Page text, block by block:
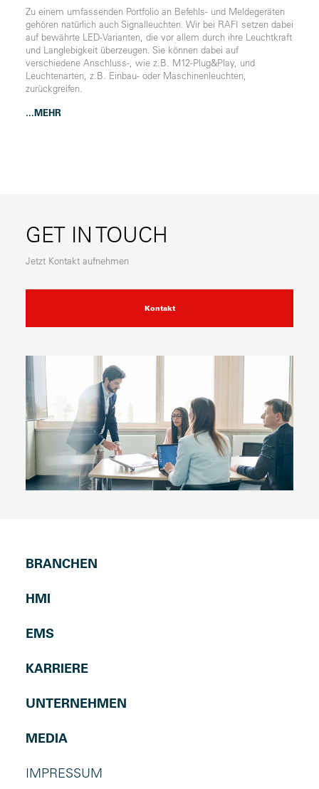
Zu einem umfassenden Portfolio an Befehls- und Meldegeräten
gehören natürlich auch Signalleuchten. Wir bei RAFI setzen dabei
auf bewährte LED-Varianten, die vor allem durch ihre Leuchtkraft
und Langlebigkeit überzeugen. Sie können dabei auf
verschiedene Anschluss-, wie z.B. M12-Plug&Play, und
Leuchtenarten, z.B. Einbau- oder Maschinenleuchten,
zurückgreifen.
...MEHR
GET IN TOUCH
Jetzt Kontakt aufnehmen
Kontakt
BRANCHEN
HMI
EMS
KARRIERE
UNTERNEHMEN
MEDIA
IMPRESSUM